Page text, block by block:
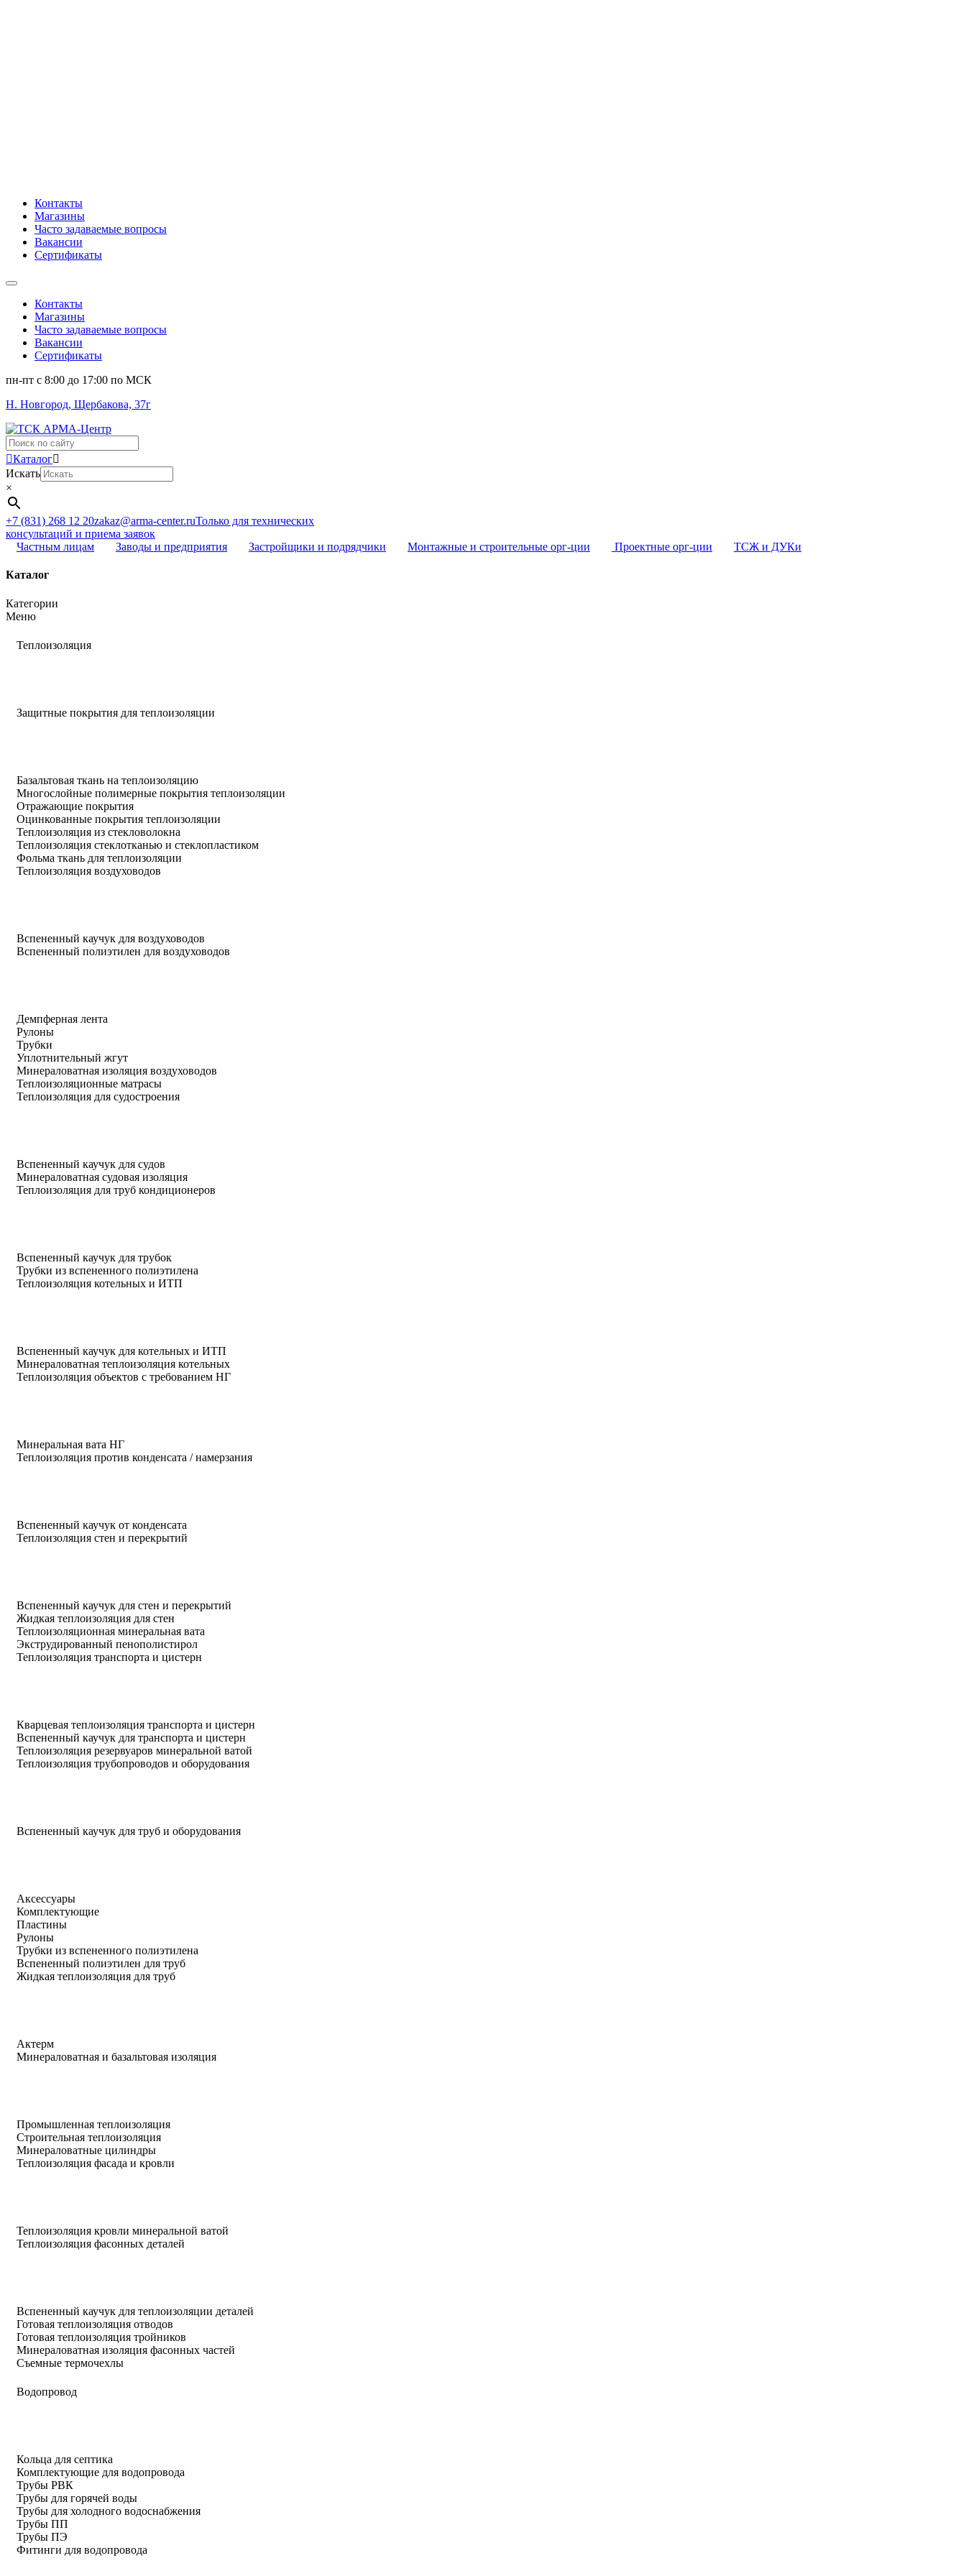
Контакты
Магазины
Часто задаваемые вопросы
Вакансии
Сертификаты
Контакты
Магазины
Часто задаваемые вопросы
Вакансии
Сертификаты
пн-пт c 8:00 до 17:00 по МСК
Н. Новгород, Щербакова, 37г
Поиск
...Каталог
Искать
×
+7 (831) 268 12 20zakaz@arma-center.ruТолько для технических
консультаций и приема заявок
Частным лицам
Заводы и предприятия Застройщики и подрядчики Монтажные и строительные орг-ции Проектные орг-ции ТСЖ и ДУКи
Каталог
Категории
Меню
Теплоизоляция
Защитные покрытия для теплоизоляции
Базальтовая ткань на теплоизоляцию
Многослойные полимерные покрытия теплоизоляции
Отражающие покрытия
Оцинкованные покрытия теплоизоляции
Теплоизоляция из стекловолокна
Теплоизоляция стеклотканью и стеклопластиком
Фольма ткань для теплоизоляции
Теплоизоляция воздуховодов
Вспененный каучук для воздуховодов
Вспененный полиэтилен для воздуховодов
Демпферная лента
Рулоны
Трубки
Уплотнительный жгут
Минераловатная изоляция воздуховодов
Теплоизоляционные матрасы
Теплоизоляция для судостроения
Вспененный каучук для судов
Минераловатная судовая изоляция
Теплоизоляция для труб кондиционеров
Вспененный каучук для трубок
Трубки из вспененного полиэтилена
Теплоизоляция котельных и ИТП
Вспененный каучук для котельных и ИТП
Минераловатная теплоизоляция котельных
Теплоизоляция объектов с требованием НГ
Минеральная вата НГ
Теплоизоляция против конденсата / намерзания
Вспененный каучук от конденсата
Теплоизоляция стен и перекрытий
Вспененный каучук для стен и перекрытий
Жидкая теплоизоляция для стен
Теплоизоляционная минеральная вата
Экструдированный пенополистирол
Теплоизоляция транспорта и цистерн
Кварцевая теплоизоляция транспорта и цистерн
Вспененный каучук для транспорта и цистерн
Теплоизоляция резервуаров минеральной ватой
Теплоизоляция трубопроводов и оборудования
Вспененный каучук для труб и оборудования
Аксессуары
Комплектующие
Пластины
Рулоны
Трубки из вспененного полиэтилена
Вспененный полиэтилен для труб
Жидкая теплоизоляция для труб
Актерм
Минераловатная и базальтовая изоляция
Промышленная теплоизоляция
Строительная теплоизоляция
Минераловатные цилиндры
Теплоизоляция фасада и кровли
Теплоизоляция кровли минеральной ватой
Теплоизоляция фасонных деталей
Вспененный каучук для теплоизоляции деталей
Готовая теплоизоляция отводов
Готовая теплоизоляция тройников
Минераловатная изоляция фасонных частей
Съемные термочехлы
Водопровод
Кольца для септика
Комплектующие для водопровода
Трубы РВК
Трубы для горячей воды
Трубы для холодного водоснабжения
Трубы ПП
Трубы ПЭ
Фитинги для водопровода